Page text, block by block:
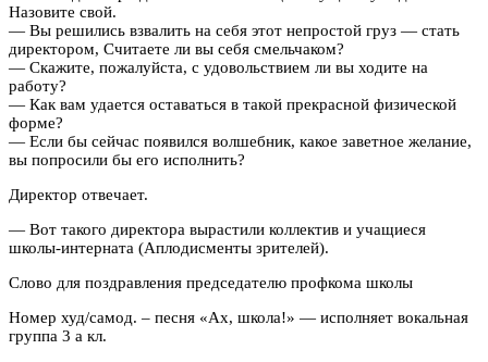
Назовите свой.
— Вы решились взвалить на себя этот непростой груз — стать
директором, Считаете ли вы себя смельчаком?
— Скажите, пожалуйста, с удовольствием ли вы ходите на
работу?
— Как вам удается оставаться в такой прекрасной физической
форме?
— Если бы сейчас появился волшебник, какое заветное желание,
вы попросили бы его исполнить?
Директор отвечает.
— Вот такого директора вырастили коллектив и учащиеся
школы-интерната (Аплодисменты зрителей).
Слово для поздравления председателю профкома школы
Номер худ/самод. – песня «Ах, школа!» — исполняет вокальная
группа 3 а кл.